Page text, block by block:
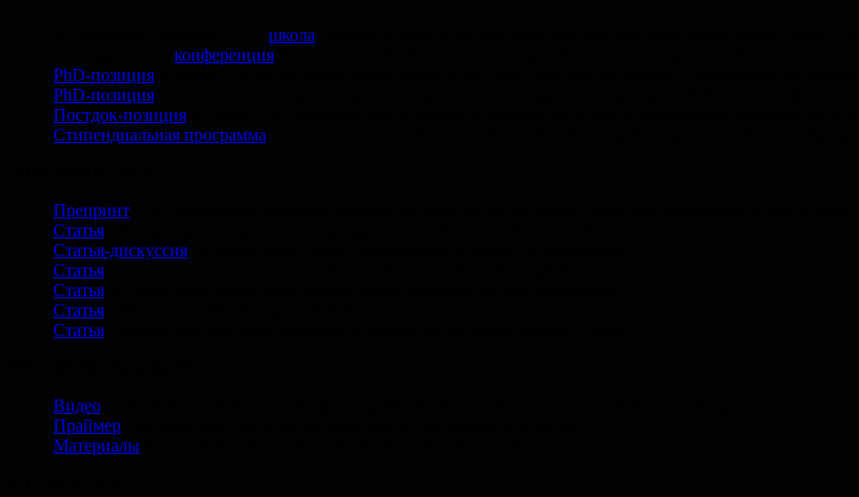
школа
конференция
PhD-позиция
PhD-позиция
Постдок-позиция
Стипендиальная программа
Препринт
Статья
Статья-дискуссия
Статья
Статья
Статья
Статья
Видео
Праймер
Материалы